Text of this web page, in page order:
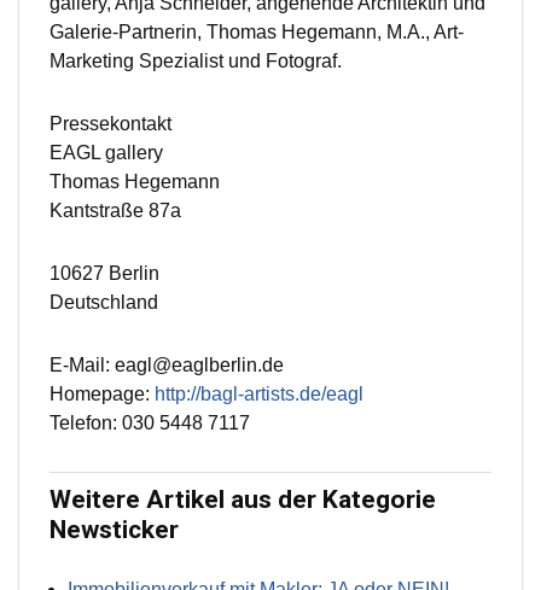
Galerie-Partnerin, Thomas Hegemann, M.A., Art-
Marketing Spezialist und Fotograf.
Pressekontakt
EAGL gallery
Thomas Hegemann
Kantstraße 87a
10627 Berlin
Deutschland
E-Mail: eagl@eaglberlin.de
Homepage: http://bagl-artists.de/eagl
Telefon: 030 5448 7117
Weitere Artikel aus der Kategorie
Newsticker